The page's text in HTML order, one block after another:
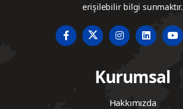
erişilebilir bilgi sunmaktır.
Kurumsal
Hakkımızda